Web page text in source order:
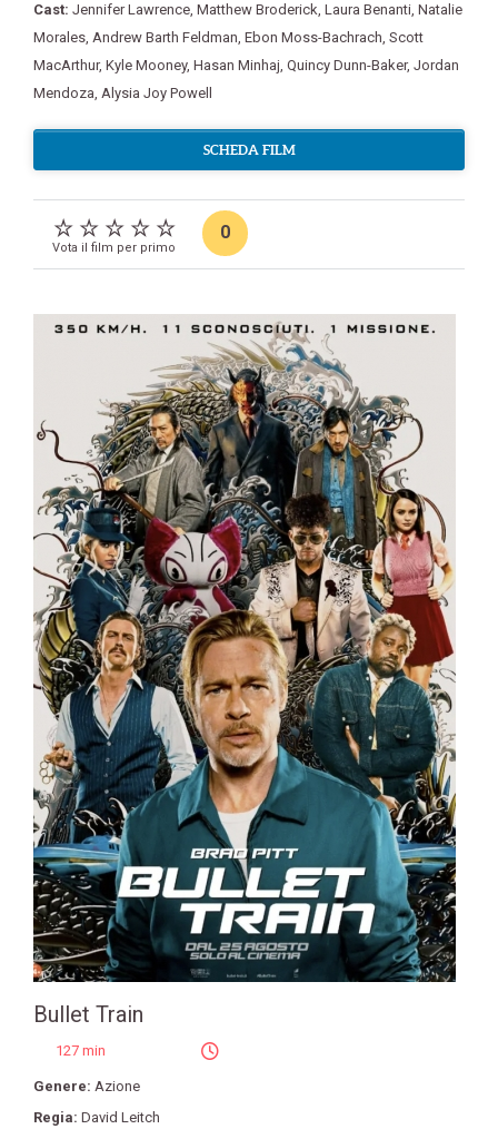
Cast: Jennifer Lawrence, Matthew Broderick, Laura Benanti, Natalie
Morales, Andrew Barth Feldman, Ebon Moss-Bachrach, Scott
MacArthur, Kyle Mooney, Hasan Minhaj, Quincy Dunn-Baker, Jordan
Mendoza, Alysia Joy Powell
SCHEDA FILM
Vota il film per primo
0
Bullet Train
127 min
Genere: Azione
Regia: David Leitch